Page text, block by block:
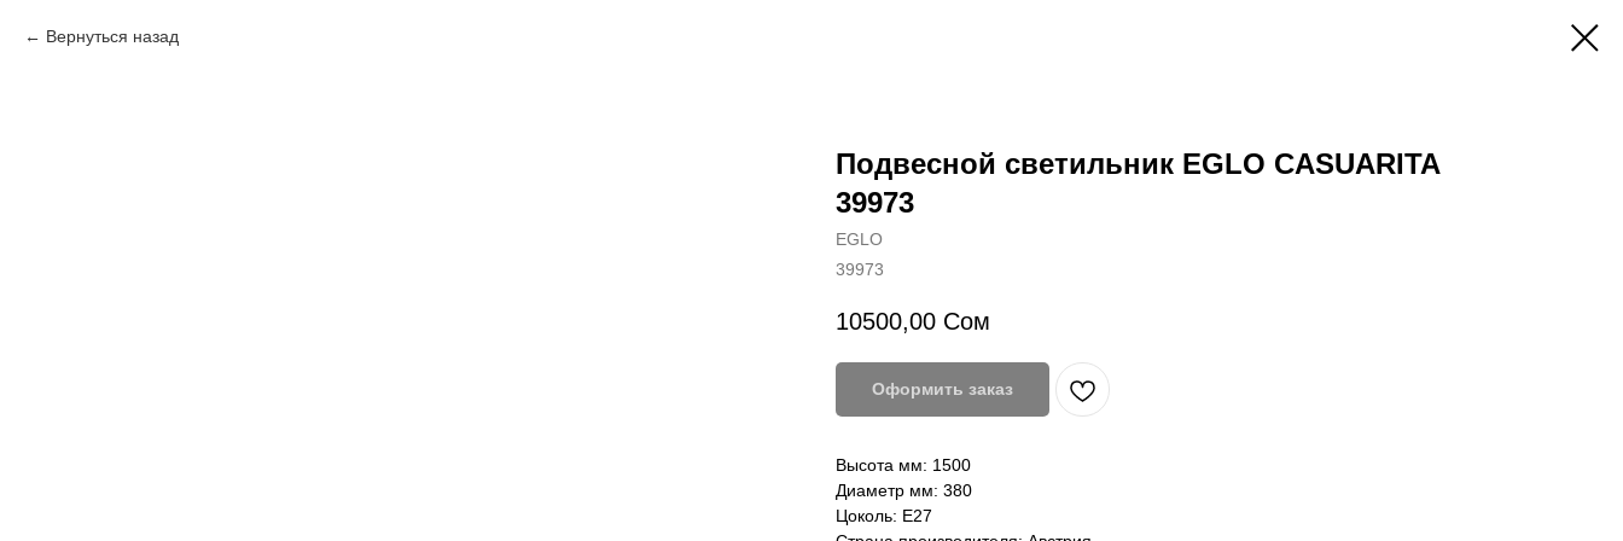
Вернуться назад
Подвесной светильник EGLO CASUARITA
39973
EGLO
39973
10500,00 Сом
Оформить заказ
Высота мм: 1500
Диаметр мм: 380
Цоколь: Е27